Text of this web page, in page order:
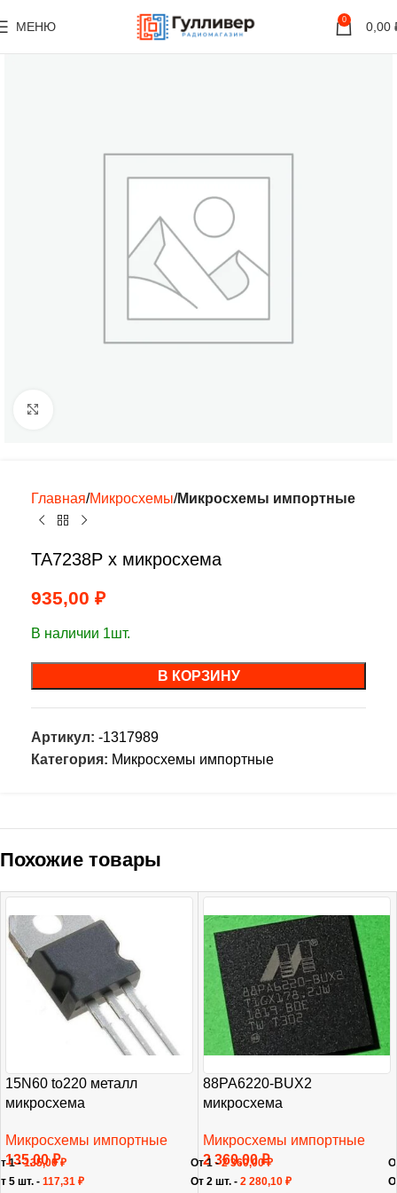
МЕНЮ 0 0,00
Главная Микросхемы Микросхемы импортные
TA7238P х микросхема
935,00 ₽
В наличии 1шт.
В КОРЗИНУ
Артикул: -1317989
Категория: Микросхемы импортные
Похожие товары
15N60 to220 металл
микросхема
Микросхемы импортные
135,00₽
1 -135,00₽
5 шт. - 117,31 ₽
88PA6220-BUX2
микросхема
Микросхемы импортные
2 360,00₽
От 1 -2 360,00₽
От 2 шт. - 2 280,10 ₽